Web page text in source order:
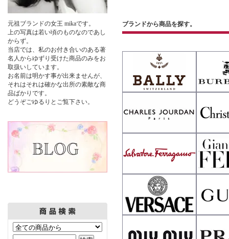
元祖ブランドの女王 mikaです。
上の写真は若い頃のものなのであし
からず。
当店では、私のお付き合いのある著
名人からゆずり受けた商品のみをお
取扱いしています。
お名前は明かす事が出来ませんが、
それはそれは確かな出所の素敵な商
品ばかりです。
どうぞごゆるりとご覧下さい。
ブランドから商品を探す。